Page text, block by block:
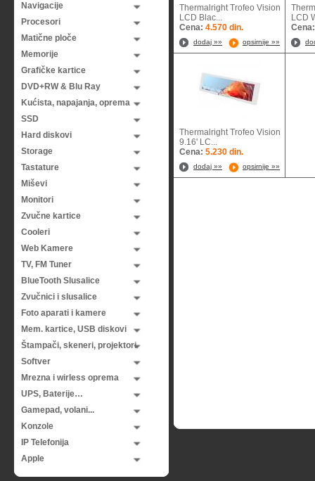
Navigacije
Procesori
Matične ploče
Memorije
Grafičke kartice
DVD+RW & Blu Ray
Kućista, napajanja, oprema
SSD
Hard diskovi
Storage
Tastature
Miševi
Monitori
Zvučne kartice
Cooleri
Web Kamere
TV, FM Tuner
BlueTooth Slusalice
Zvučnici i slusalice
Foto aparati i kamere
Mem. kartice, USB diskovi
Štampači, skeneri, projektori
Softver
Mrezna i wirless oprema
UPS, Baterije…
Gamepad, volani...
Konzole
IP Telefonija
Apple
Thermalright Trofeo Vision
LCD Blac...
Cena: 4.570 din.
dodaj »» opsirnije »»
LCD
Thermalright Trofeo Vision
9.16' LC...
Cena: 5.230 din.
dodaj »» opsirnije »»